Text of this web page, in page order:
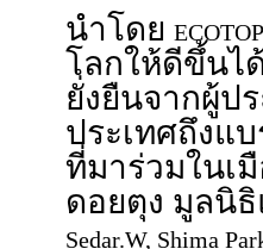
นำโดย
โลกให้ดีขึ้นไ
ยั่งยืนจากผู้ป
ประเทศถึงแ
ที่มาร่วมในเ
ดอยตุง มูลนิ
Sedar.W, Shima